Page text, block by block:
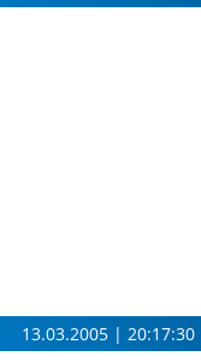
13.03.2005 | 20:17:30